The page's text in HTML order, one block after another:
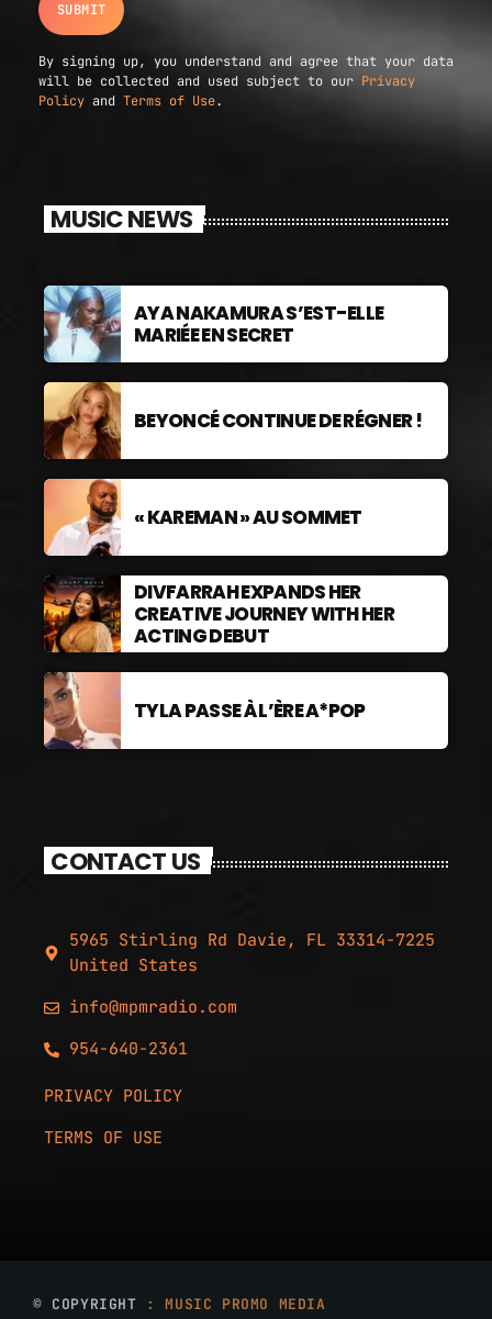
By signing up, you understand and agree that your data
will be collected and used subject to our Privacy
Policy and Terms of Use.
MUSIC NEWS
AYA NAKAMURA S’EST-ELLE
MARIÉE EN SECRET
BEYONCÉ CONTINUE DE RÉGNER !
« KAREMAN » AU SOMMET
DIVFARRAH EXPANDS HER
CREATIVE JOURNEY WITH HER
ACTING DEBUT
TYLA PASSE À L’ÈRE A*POP
CONTACT US
5965 Stirling Rd Davie, FL 33314-7225
United States
info@mpmradio.com
954-640-2361
PRIVACY POLICY
TERMS OF USE
© COPYRIGHT : MUSIC PROMO MEDIA